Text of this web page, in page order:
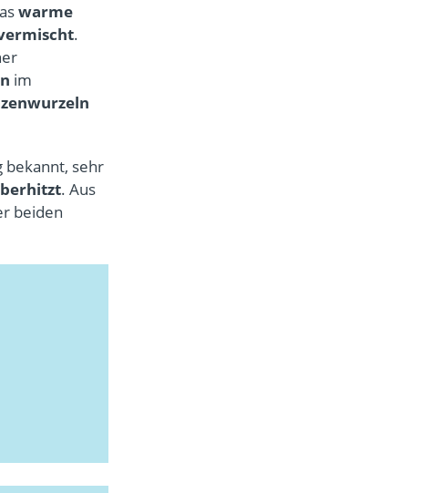
warme
.
im
bekannt, sehr
. Aus
beiden